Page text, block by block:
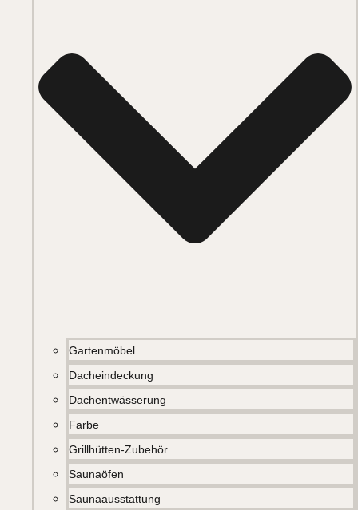
Gartenmöbel
Dacheindeckung
Dachentwässerung
Farbe
Grillhütten-Zubehör
Saunaöfen
Saunaausstattung